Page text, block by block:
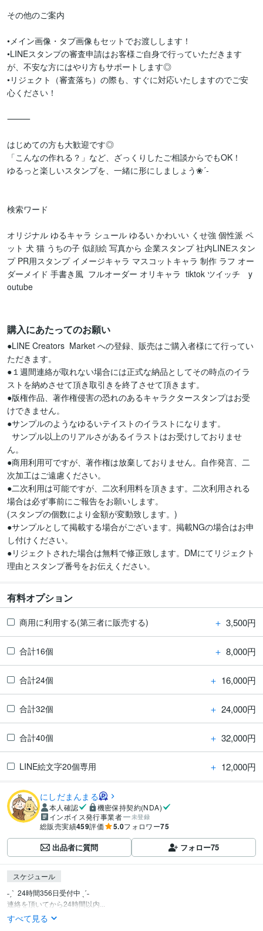
その他のご案内
•メイン画像・タブ画像もセットでお渡しします！
•LINEスタンプの審査申請はお客様ご自身で行っていただきます
が、不安な方にはやり方もサポートします◎
•リジェクト（審査落ち）の際も、すぐに対応いたしますのでご安
心ください！
⸻
はじめての方も大歓迎です◎
「こんなの作れる？」など、ざっくりしたご相談からでもOK！
ゆるっと楽しいスタンプを、一緒に形にしましょう❀´-
検索ワード
オリジナル ゆるキャラ シュール ゆるい かわいい くせ強 個性派 ペ
ット 犬 猫 うちの子 似顔絵 写真から 企業スタンプ 社内LINEスタン
プ PR用スタンプ イメージキャラ マスコットキャラ 制作 ラフ オー
ダーメイド 手書き風  フルオーダー オリキャラ  tiktok ツイッチ　y
outube
購入にあたってのお願い
●LINE Creators  Market への登録、販売はご購入者様にて行ってい
ただきます。
●１週間連絡が取れない場合には正式な納品としてその時点のイラ
ストを納めさせて頂き取引きを終了させて頂きます。
●版権作品、著作権侵害の恐れのあるキャラクタースタンプはお受
けできません。
●サンプルのようなゆるいテイストのイラストになります。
ん。
●商用利用可ですが、著作権は放棄しておりません。自作発言、二
次加工はご遠慮ください。
●二次利用は可能ですが、二次利用料を頂きます。二次利用される
場合は必ず事前にご報告をお願いします。
(スタンプの個数により金額が変動致します。)
●サンプルとして掲載する場合がございます。掲載NGの場合はお申
し付けください。
●リジェクトされた場合は無料で修正致します。DMにてリジェクト
理由とスタンプ番号をお伝えください。
有料オプション
商用に利用する(第三者に販売する) ＋ 3,500円
合計16個 ＋ 8,000円
合計24個 ＋ 16,000円
合計32個 ＋ 24,000円
合計40個 ＋ 32,000円
LINE絵文字20個専用 ＋ 12,000円
にしだまんまる
本人確認
機密保持契約(NDA)
インボイス発行事業者
未登録
総販売実績459評価 5.0フォロワー75
出品者に質問 フォロー75
スケジュール
˗ˏˋ  24時間356日受付中 ˎˊ˗
連絡を頂いてから24時間以内...
すべて見る